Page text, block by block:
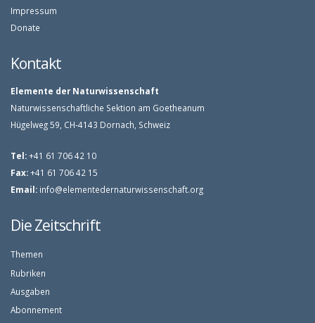
Impressum
Donate
Kontakt
Elemente der Naturwissenschaft
Naturwissenschaftliche Sektion am Goetheanum
Hügelweg 59, CH-4143 Dornach, Schweiz
Tel:+41 61 706 42 10
Fax:+41 61 706 42 15
Email: info@elementedernaturwissenschaft.org
Die Zeitschrift
Themen
Rubriken
Ausgaben
Abonnement